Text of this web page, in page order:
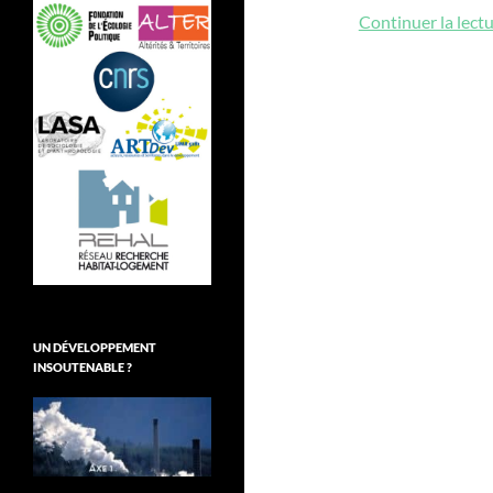
Continuer la
UN DÉVELOPPEMENT
INSOUTENABLE ?